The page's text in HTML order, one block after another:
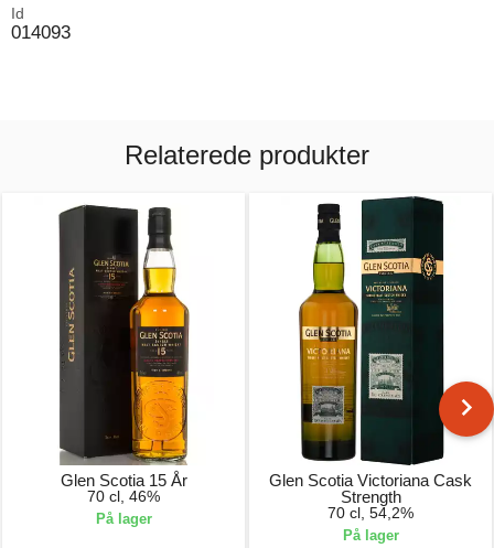
Id
014093
Relaterede produkter
Glen Scotia 15 År
70 cl, 46%
På lager
Glen Scotia Victoriana Cask
Strength
70 cl, 54,2%
På lager